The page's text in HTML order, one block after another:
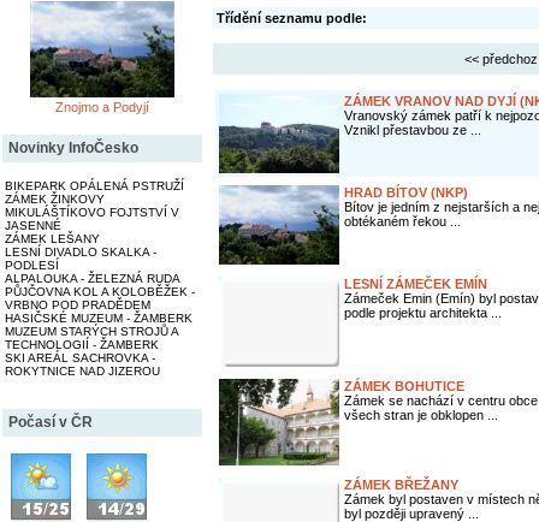
Znojmo a Podyjí
Novinky InfoČesko
BIKEPARK OPÁLENÁ PSTRUŽÍ
ZÁMEK ŽINKOVY
MIKULÁŠTÍKOVO FOJTSTVÍ V
JASENNÉ
ZÁMEK LEŠANY
LESNÍ DIVADLO SKALKA -
PODLESÍ
ALPALOUKA - ŽELEZNÁ RUDA
PŮJČOVNA KOL A KOLOBĚŽEK -
VRBNO POD PRADĚDEM
HASIČSKÉ MUZEUM - ŽAMBERK
MUZEUM STARÝCH STROJŮ A
TECHNOLOGIÍ - ŽAMBERK
SKI AREÁL SACHROVKA -
ROKYTNICE NAD JIZEROU
Počasí v ČR
Třídění seznamu podle:
<<
ZÁMEK VRANOV NAD DYJÍ
Vranovský zámek patří k
Vznikl přestavbou ze ...
HRAD BÍTOV (NKP)
Bítov je jedním z nejstarších a
obtékaném řekou ...
LESNÍ ZÁMEČEK EMÍN
Zámeček Emin (Emín) byl
podle projektu architekta ...
ZÁMEK BOHUTICE
Zámek se nachází v centru
všech stran je obklopen ...
ZÁMEK BŘEŽANY
Zámek byl postaven v místech
byl později upravený ...